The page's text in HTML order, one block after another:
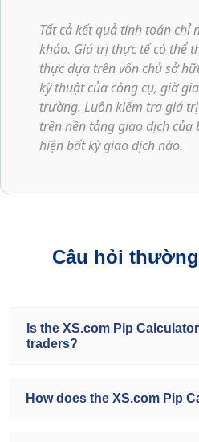
Tất cả kết quả tính toán chỉ
khảo. Giá trị thực tế có thể
thực dựa trên vốn chủ sở
kỹ thuật của công cụ, giờ
trường. Luôn kiểm tra giá
trên nền tảng giao dịch
hiện bất kỳ giao dịch nào.
Câu hỏi
Is the XS.com Pip
traders?
How does the XS.com Pip